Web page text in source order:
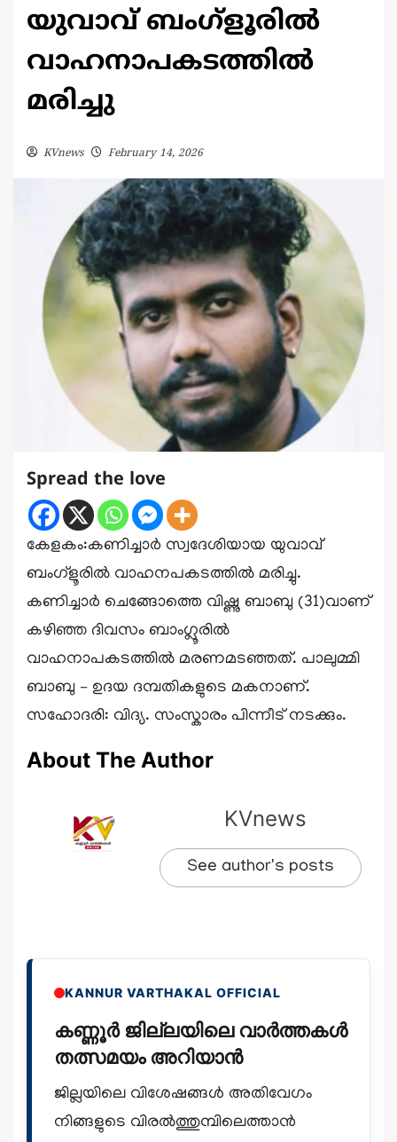
യുവാവ് ബംഗ്ളൂരിൽ
വാഹനാപകടത്തിൽ
മരിച്ചു
KVnews February 14, 2026
Spread the love
കേളകം:കണിച്ചാർ സ്വദേശിയായ യുവാവ്
ബംഗ്ളൂരിൽ വാഹനപകടത്തിൽ മരിച്ചു.
കണിച്ചാർ ചെങ്ങോത്തെ വിഷ്ണു ബാബു (31)വാണ്
കഴിഞ്ഞ ദിവസം ബാംഗ്ലൂരിൽ
വാഹനാപകടത്തിൽ മരണമടഞ്ഞത്. പാലുമ്മി
ബാബു – ഉദയ ദമ്പതികളുടെ മകനാണ്.
സഹോദരി: വിദ്യ. സംസ്കാരം പിന്നീട് നടക്കും.
About The Author
KVnews
See author's posts
KANNUR VARTHAKAL OFFICIAL
കണ്ണൂർ ജില്ലയിലെ വാർത്തകൾ
തത്സമയം അറിയാൻ
ജില്ലയിലെ വിശേഷങ്ങൾ അതിവേഗം
നിങ്ങളുടെ വിരൽത്തുമ്പിലെത്താൻ